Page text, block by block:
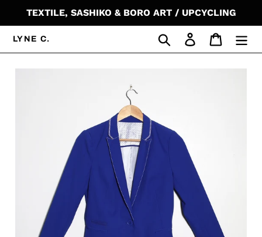
ツ
TEXTILE, SASHIKO & BORO ART / UPCYCLING
LYNE C. 検索 ログイン カート